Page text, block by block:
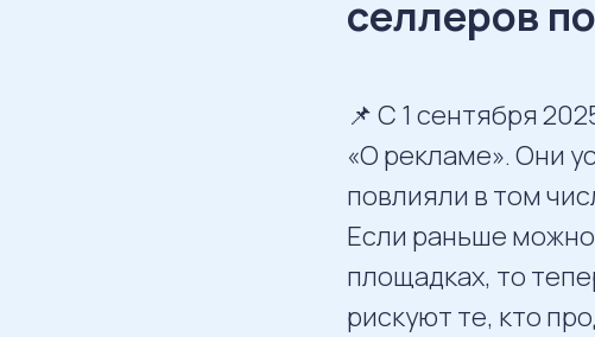
селлеров
📌 С 1 сентября
«О рекламе». Они
повлияли в том
Если раньше
площадках, то
рискуют те, кто